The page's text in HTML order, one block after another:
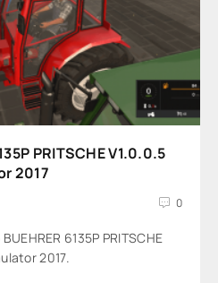
PRITSCHE V1.0.0.5
2017
0
6135P PRITSCHE
2017.